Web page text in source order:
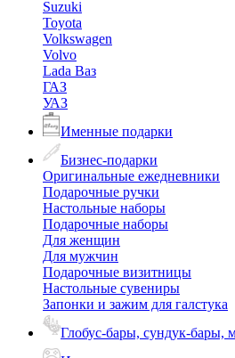
Suzuki
Toyota
Volkswagen
Volvo
Lada Ваз
ГАЗ
УАЗ
Именные подарки
Бизнес-подарки
Оригинальные ежедневники
Подарочные ручки
Настольные наборы
Подарочные наборы
Для женщин
Для мужчин
Подарочные визитницы
Настольные сувениры
Запонки и зажим для галстука
Глобус-бары, сундук-бары,